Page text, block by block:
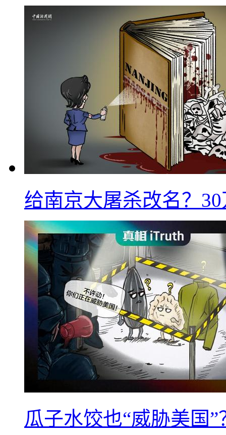
给南京大屠杀改名？
瓜子水饺也“威胁美国”